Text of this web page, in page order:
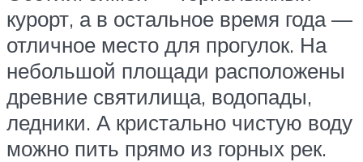
курорт, а в остальное время года —
отличное место для прогулок. На
небольшой площади расположены
древние святилища, водопады,
ледники. А кристально чистую воду
можно пить прямо из горных рек.